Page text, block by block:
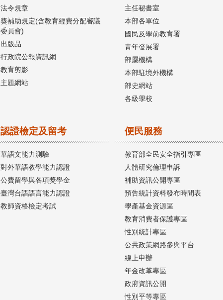
法令規章
獎補助規定(含教育經費分配審議
委員會)
出版品
行政院公報資訊網
教育剪影
主題網站
主任秘書室
本部各單位
國民及學前教育署
青年發展署
部屬機構
本部駐境外機構
部史網站
各級學校
認證檢定及留考
華語文能力測驗
對外華語教學能力認證
公費留學與各項獎學金
臺灣台語語言能力認證
教師資格檢定考試
便民服務
教育部全民安全指引專區
人體研究倫理申訴
補助資訊公開專區
預告統計資料發布時間表
學產基金資源區
教育消費者保護專區
性別統計專區
公共政策網路參與平台
線上申辦
年金改革專區
政府資訊公開
性別平等專區